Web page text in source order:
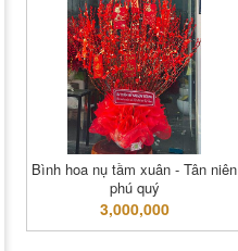
Bình hoa nụ tầm xuân - Tân niên
phú quý
3,000,000